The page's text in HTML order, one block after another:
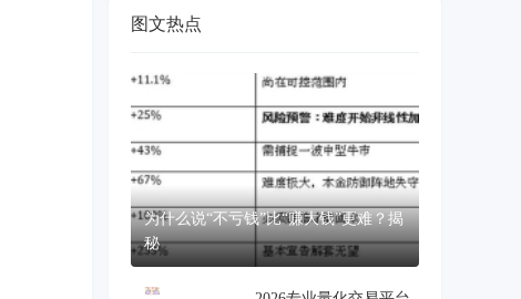
图文热点
为什么说“不亏钱”比“赚大钱”更难？揭
秘